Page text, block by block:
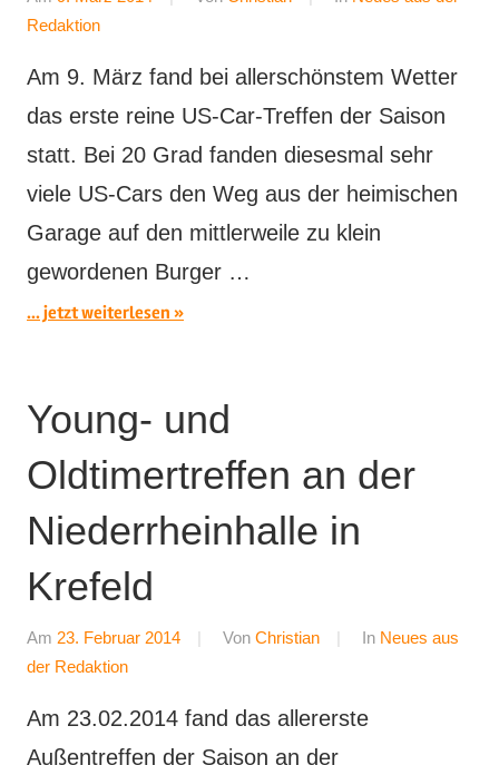
Redaktion
Am 9. März fand bei allerschönstem Wetter
das erste reine US-Car-Treffen der Saison
statt. Bei 20 Grad fanden diesesmal sehr
viele US-Cars den Weg aus der heimischen
Garage auf den mittlerweile zu klein
gewordenen Burger …
... jetzt weiterlesen
Young- und
Oldtimertreffen an der
Niederrheinhalle in
Krefeld
Am 23. Februar 2014 Von Christian In Neues aus
der Redaktion
Am 23.02.2014 fand das allererste
Außentreffen der Saison an der